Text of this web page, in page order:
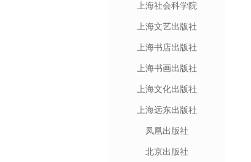
上海社会科学院
上海文艺出版社
上海书店出版社
上海书画出版社
上海文化出版社
上海远东出版社
凤凰出版社
北京出版社